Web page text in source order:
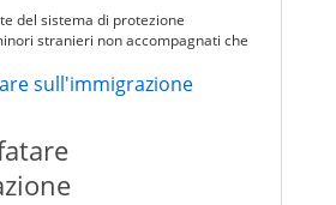
del sistema di protezione
stranieri non accompagnati che